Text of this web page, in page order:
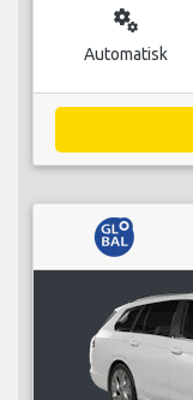
miscellaneous_services
Automatisk